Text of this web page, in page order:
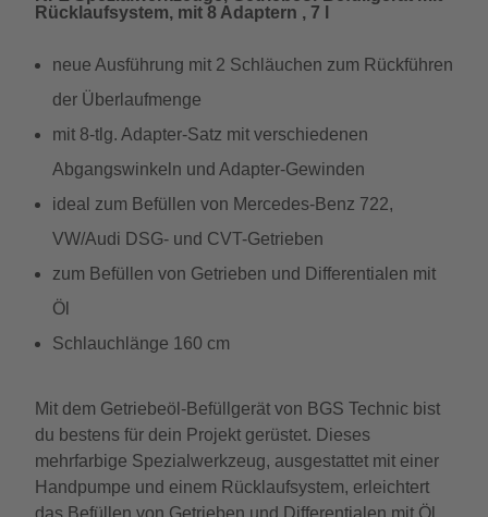
Rücklaufsystem, mit 8 Adaptern , 7 l
neue Ausführung mit 2 Schläuchen zum Rückführen
der Überlaufmenge
mit 8-tlg. Adapter-Satz mit verschiedenen
Abgangswinkeln und Adapter-Gewinden
ideal zum Befüllen von Mercedes-Benz 722,
VW/Audi DSG- und CVT-Getrieben
zum Befüllen von Getrieben und Differentialen mit
Öl
Schlauchlänge 160 cm
Mit dem Getriebeöl-Befüllgerät von BGS Technic bist
du bestens für dein Projekt gerüstet. Dieses
mehrfarbige Spezialwerkzeug, ausgestattet mit einer
Handpumpe und einem Rücklaufsystem, erleichtert
das Befüllen von Getrieben und Differentialen mit Öl.